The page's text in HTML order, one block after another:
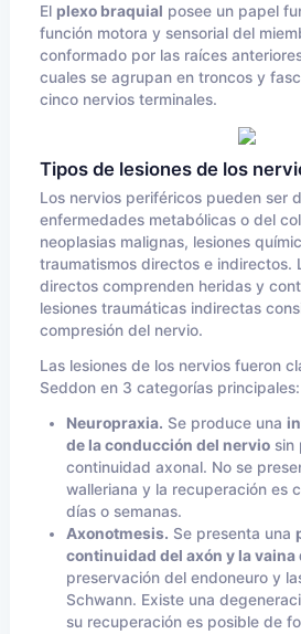
El plexo braquial posee un papel
función motora y sensorial del
conformado por las raíces
cuales se agrupan en troncos y
cinco nervios terminales.
Tipos de lesiones de los
Los nervios periféricos pueden ser
enfermedades metabólicas o del
neoplasias malignas, lesiones
traumatismos directos e indirectos.
directos comprenden heridas y
lesiones traumáticas indirectas
compresión del nervio.
Las lesiones de los nervios fueron
Seddon en 3 categorías principales:
Neuropraxia. Se produce una
de la conducción del nervio sin
continuidad axonal. No se
walleriana y la recuperación es
días o semanas.
Axonotmesis. Se presenta una
continuidad del axón y la vaina
preservación del endoneuro y
Schwann. Existe una
su recuperación es posible de